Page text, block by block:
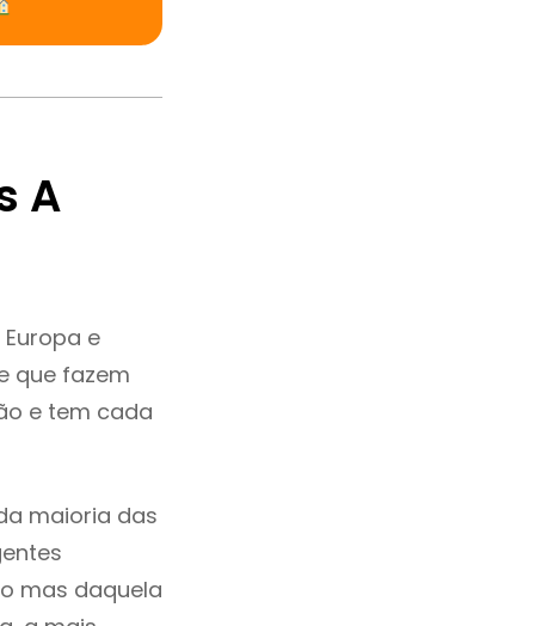
A
e
que fazem
e tem cada
maioria das
mas daquela